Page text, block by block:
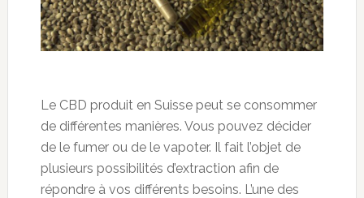
Le CBD produit en Suisse peut se consommer
de différentes manières. Vous pouvez décider
de le fumer ou de le vapoter. Il fait l’objet de
plusieurs possibilités d’extraction afin de
répondre à vos différents besoins. L’une des